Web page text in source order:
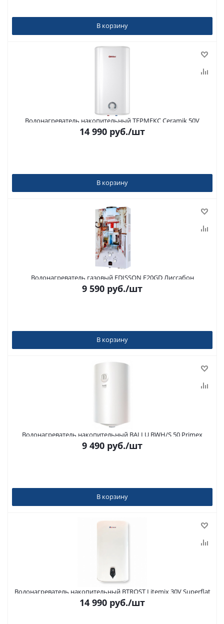
В корзину
Водонагреватель накопительный ТЕРМЕКС Ceramik 50V
14 990 руб./шт
В корзину
Водонагреватель газовый EDISSON E20GD Лиссабон
9 590 руб./шт
В корзину
Водонагреватель накопительный BALLU BWH/S 50 Primex
9 490 руб./шт
В корзину
Водонагреватель накопительный BTROST Litemix 30V Superflat
14 990 руб./шт